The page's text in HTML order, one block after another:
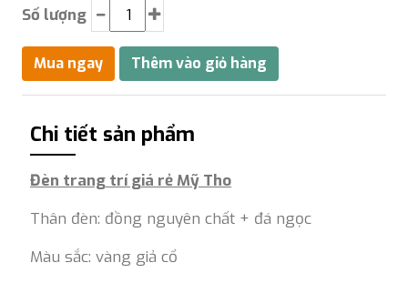
Số lượng
Chi tiết sản phẩm
Đèn trang trí giá rẻ Mỹ Tho
Thân đèn: đồng nguyên chất + đá ngọc
Màu sắc: vàng giả cổ